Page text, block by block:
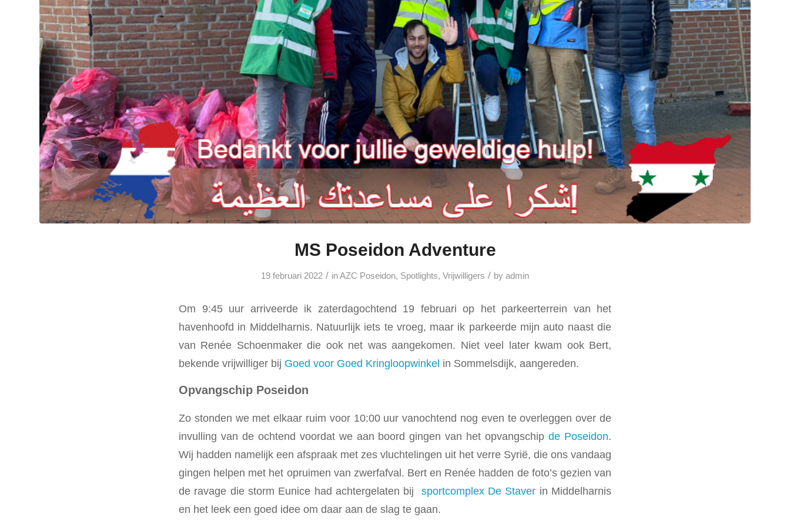
MS Poseidon Adventure
19 februari 2022 / inAZC Poseidon, Spotlights, Vrijwilligers / by admin
Om 9:45 uur arriveerde ik zaterdagochtend 19 februari op het parkeerterrein van het
havenhoofd in Middelharnis. Natuurlijk iets te vroeg, maar ik parkeerde mijn auto naast die
van Renée Schoenmaker die ook net was aangekomen. Niet veel later kwam ook Bert,
bekende vrijwilliger bij Goed voor Goed Kringloopwinkel in Sommelsdijk, aangereden.
Opvangschip Poseidon
Zo stonden we met elkaar ruim voor 10:00 uur vanochtend nog even te overleggen over de
invulling van de ochtend voordat we aan boord gingen van het opvangschipde Poseidon.
Wij hadden namelijk een afspraak met zes vluchtelingen uit het verre Syrië, die ons vandaag
gingen helpen met het opruimen van zwerfafval. Bert en Renée hadden de foto’s gezien van
de ravage die storm Eunice had achtergelaten bij sportcomplex De Staver in Middelharnis
en het leek een goed idee om daar aan de slag te gaan.